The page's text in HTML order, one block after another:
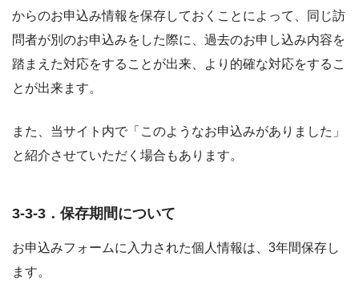
からのお申込み情報を保存しておくことによって、同じ訪
問者が別のお申込みをした際に、過去のお申し込み内容を
踏まえた対応をすることが出来、より的確な対応をするこ
とが出来ます。
また、当サイト内で「このようなお申込みがありました」
と紹介させていただく場合もあります。
3-3-3．保存期間について
お申込みフォームに入力された個人情報は、3年間保存し
ます。